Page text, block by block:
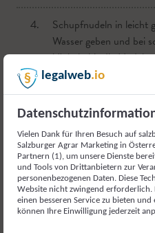
4.
Schupfnudeln in leicht
Wasser geben und bei
köcheln bis die Nudeln
schwimmen (dauert
5.
Schupfnudeln aus dem
abtropfen lassen und
aufgeschäumter
Pfeffer würzen.
4.
Die Butter oder das
erhitzen. Die
umrühren und mit
wenn vegetarisch)
10 Minuten dünsten.
5.
In der Zwischenzeit die
einer Pfanne rösten.
damit die Kerne nicht
6.
Das Gemüse mit
Schupfnudeln können pikant
Sie passen ausgezeichnet zu
verfasst von
legalweb.io
Vielen Dank für Ihren Besuch auf
Salzburger Agrar Marketing in
Partnern (1), um unsere Dienste
und Tools von Drittanbietern zur
personenbezogenen Daten. Diese
Website nicht zwingend erforderlich.
einen besseren Service zu bieten
können Ihre Einwilligung jederzeit